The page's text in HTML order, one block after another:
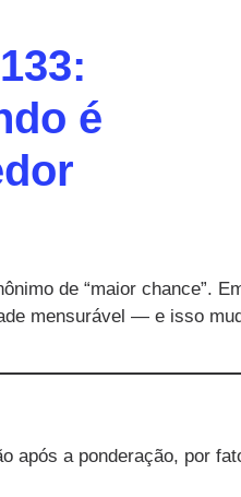
é
de “maior chance”.
mensurável — e isso
após a ponderação, por